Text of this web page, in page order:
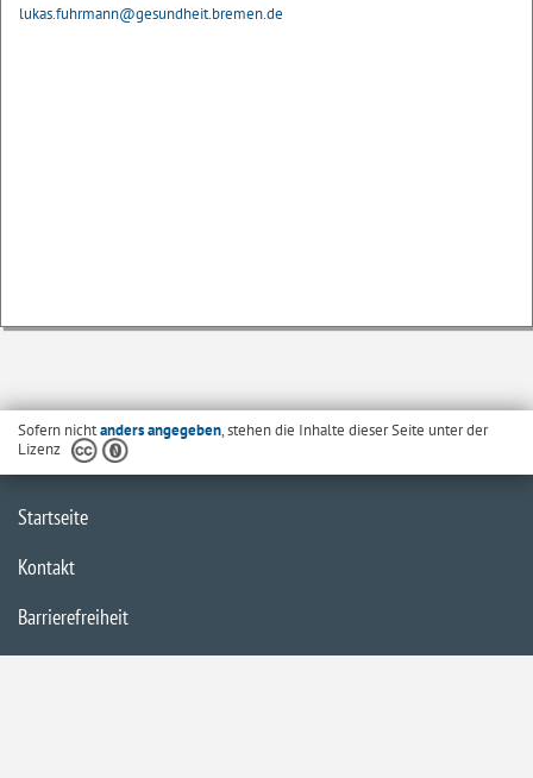
lukas.fuhrmann@gesundheit.bremen.de
Sofern nichtanders angegeben, stehen die Inhalte dieser Seite unter der
Lizenz
Startseite
Kontakt
Barrierefreiheit